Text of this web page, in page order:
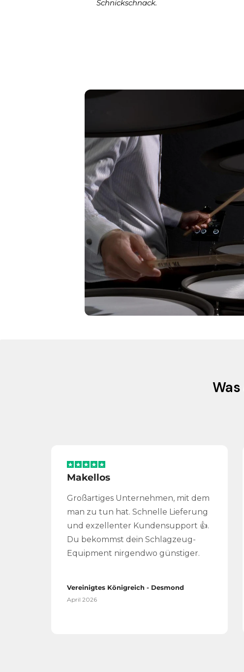
Schnickschnack.
Was
Makellos
Großartiges Unternehmen, mit dem
man zu tun hat. Schnelle Lieferung
und exzellenter Kundensupport 👍.
Du bekommst dein Schlagzeug-
Equipment nirgendwo günstiger.
Vereinigtes Königreich - Desmond
April 2026